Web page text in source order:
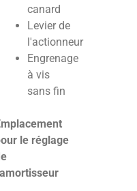
canard
Levier de
l'actionneur
Engrenage
à vis
sans fin
le réglage